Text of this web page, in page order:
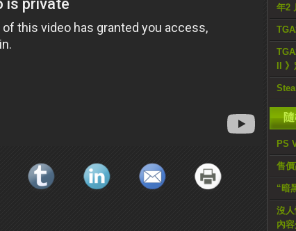
年2
II
PS
售
“暗
沒
內